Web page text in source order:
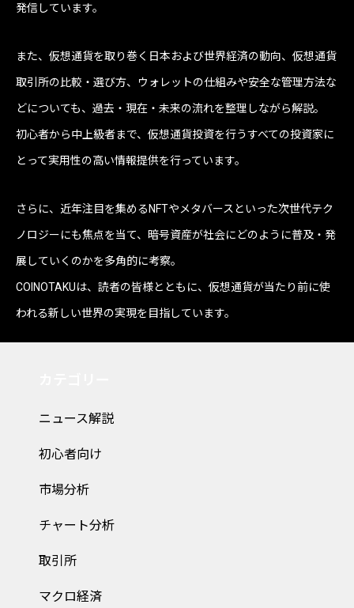
発信しています。
また、仮想通貨を取り巻く日本および世界経済の動向、仮想通貨
取引所の比較・選び方、ウォレットの仕組みや安全な管理方法な
どについても、過去・現在・未来の流れを整理しながら解説。
初心者から中上級者まで、仮想通貨投資を行うすべての投資家に
とって実用性の高い情報提供を行っています。
さらに、近年注目を集めるNFTやメタバースといった次世代テク
ノロジーにも焦点を当て、暗号資産が社会にどのように普及・発
展していくのかを多角的に考察。
COINOTAKUは、読者の皆様とともに、仮想通貨が当たり前に使
われる新しい世界の実現を目指しています。
ニュース解説
初心者向け
市場分析
チャート分析
取引所
マクロ経済